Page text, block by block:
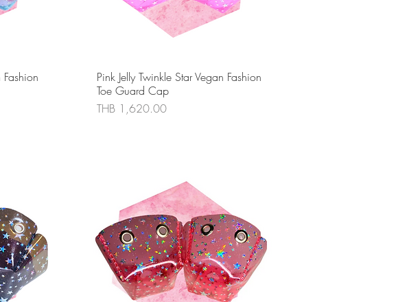
Fashion
ดูข้อมูลด่วน
Pink Jelly Twinkle Star Vegan Fashion
Toe Guard Cap
ราคา
THB 1,620.00